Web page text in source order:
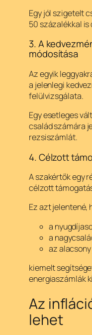
Egy jól szigetelt
50 százalékkal
3. A
módosítása
Az egyik
a jelenlegi
felülvizsgálata.
Egy esetleges
család számára
rezsiszámlát.
4. Célzott
A szakértők egy
célzott
Ez azt jelentené,
a
a
az
kiemelt
energiaszámlák
Az
lehet